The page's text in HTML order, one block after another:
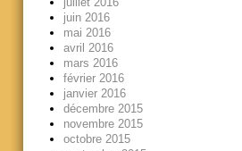
juin 2016
mai 2016
avril 2016
mars 2016
février 2016
janvier 2016
décembre 2015
novembre 2015
octobre 2015